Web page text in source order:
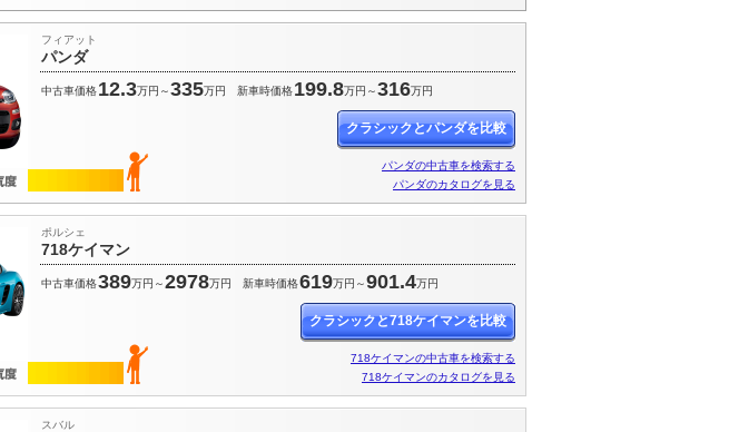
パンダ
フィアット
中古車価格12.3万円～335万円 新車時価格199.8万円～316万円
クラシックとパンダを比較
パンダの中古車を検索する
パンダのカタログを見る
718ケイマン
ポルシェ
中古車価格389万円～2978万円 新車時価格619万円～901.4万円
クラシックと718ケイマンを比較
718ケイマンの中古車を検索する
718ケイマンのカタログを見る
スバル